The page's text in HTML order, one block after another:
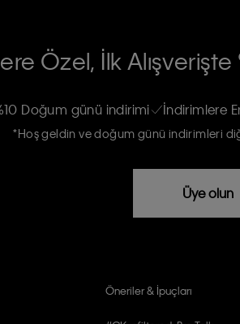
gönderileceğinin ve güncel ürün,
Özel, İlk
Doğum günü indirimi İndirimlere
*Hoş geldin ve doğum günü indirimleri
Üye olun
Öneriler & İpuçları